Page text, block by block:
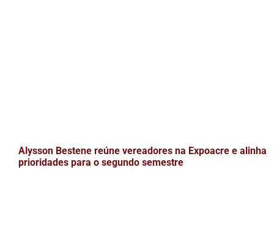
Alysson Bestene reúne vereadores na Expoacre e alinha
prioridades para o segundo semestre